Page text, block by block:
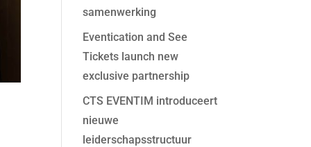
samenwerking
Eventication and See
Tickets launch new
exclusive partnership
CTS EVENTIM introduceert
nieuwe
leiderschapsstructuur